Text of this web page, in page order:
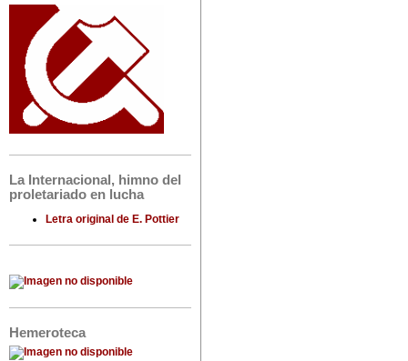
La Internacional, himno del
proletariado en lucha
Letra original de E. Pottier
Hemeroteca